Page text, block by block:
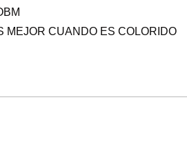
MEJOR CUANDO ES COLORIDO